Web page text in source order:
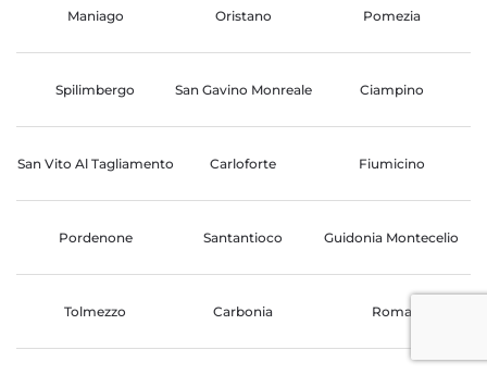
Maniago Oristano Pomezia
Spilimbergo San Gavino Monreale Ciampino
San Vito Al Tagliamento Carloforte Fiumicino
Pordenone Santantioco Guidonia Montecelio
Tolmezzo Carbonia Roma